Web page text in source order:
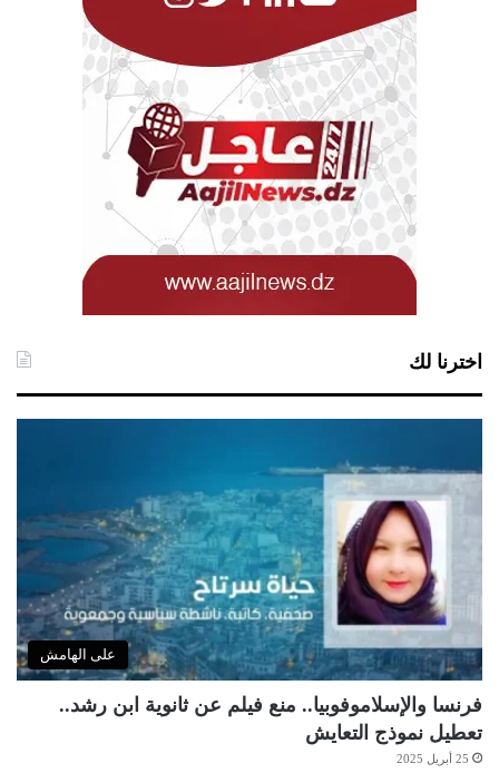
اخترنا لك
على الهامش
فرنسا والإسلاموفوبيا.. منع فيلم عن ثانوية ابن رشد..
تعطيل نموذج التعايش
25 أبريل 2025